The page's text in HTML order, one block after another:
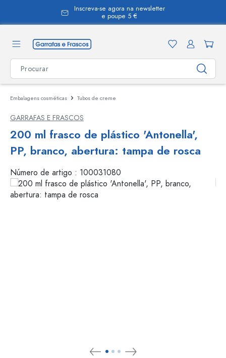
Inscreva-se agora na newsletter
e poupe 5 €
Embalagens cosméticas Tubos de creme
GARRAFAS E FRASCOS
200 ml frasco de plástico 'Antonella',
PP, branco, abertura: tampa de rosca
Número de artigo : 100031080